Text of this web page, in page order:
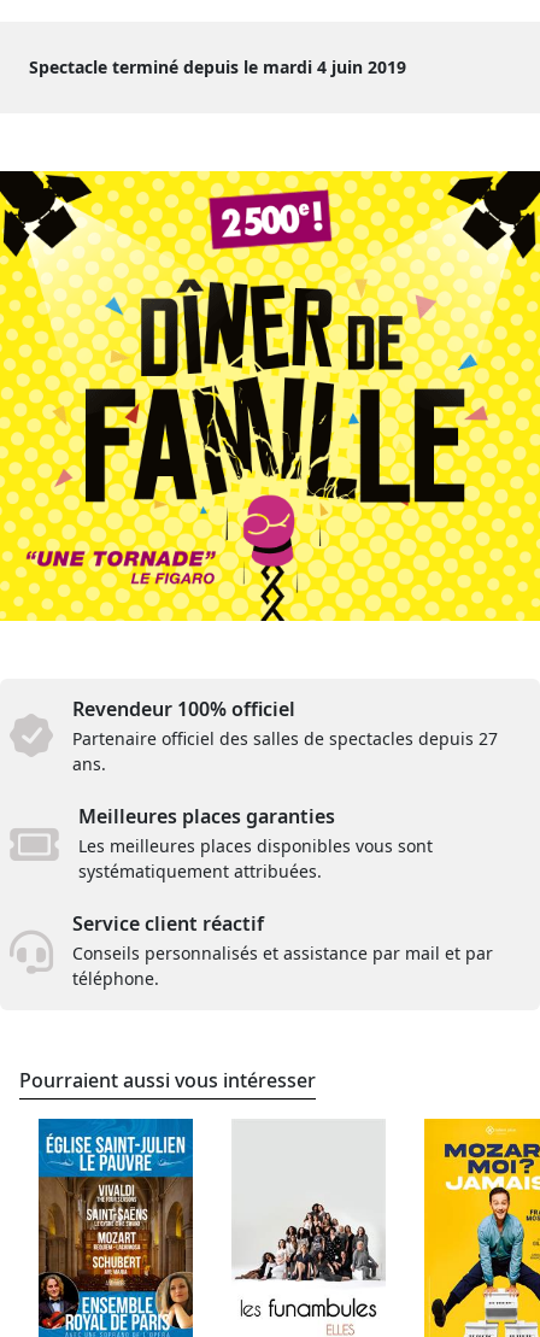
Spectacle terminé depuis le mardi 4 juin 2019
Revendeur 100% officiel
Partenaire officiel des salles de spectacles depuis 27
ans.
Meilleures places garanties
Les meilleures places disponibles vous sont
systématiquement attribuées.
Service client réactif
Conseils personnalisés et assistance par mail et par
téléphone.
Pourraient aussi vous intéresser